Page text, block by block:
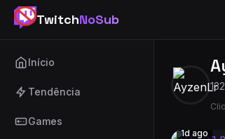
TwitchNoSub
Início
Tendência
Games
1d ago